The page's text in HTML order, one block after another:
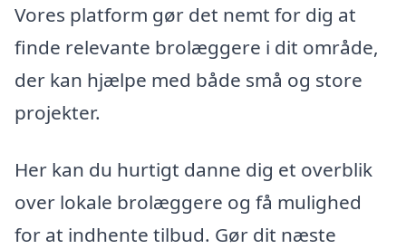
Vores platform gør det nemt for dig at
finde relevante brolæggere i dit område,
der kan hjælpe med både små og store
projekter.
Her kan du hurtigt danne dig et overblik
over lokale brolæggere og få mulighed
for at indhente tilbud. Gør dit næste